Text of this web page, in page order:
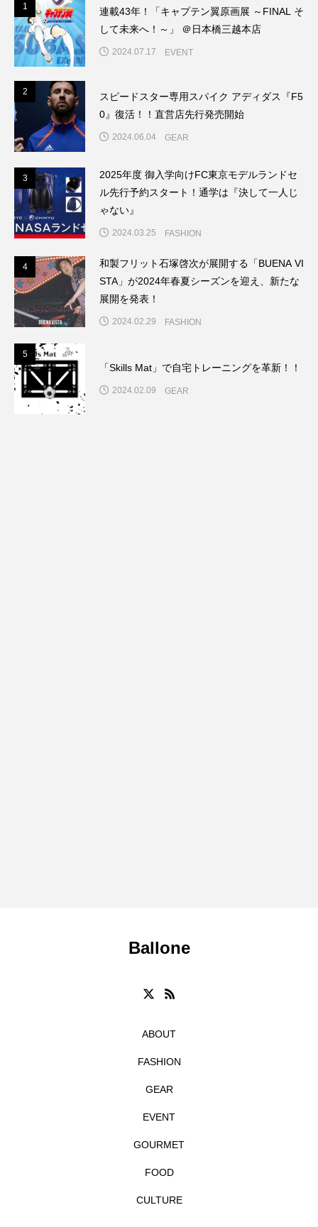
1
連載43年！「キャプテン翼原画展 ～FINAL そ
して未来へ！～」 ＠日本橋三越本店
2024.07.17 EVENT
2
スピードスター専用スパイク アディダス『F5
0』復活！！直営店先行発売開始
2024.06.04 GEAR
3
2025年度 御入学向けFC東京モデルランドセ
ル先行予約スタート！通学は『決して一人じ
ゃない』
2024.03.25 FASHION
4
和製フリット石塚啓次が展開する「BUENA VI
STA」が2024年春夏シーズンを迎え、新たな
展開を発表！
2024.02.29 FASHION
5
「Skills Mat」で自宅トレーニングを革新！！
2024.02.09 GEAR
Ballone
ABOUT
FASHION
GEAR
EVENT
GOURMET
FOOD
CULTURE